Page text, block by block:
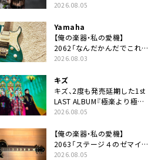
ニット・TAKARAがデビュー
2026.08.05
Yamaha
【俺の楽器・私の愛機】
2062「なんだかんだでこれが
1番」
2026.08.03
キズ
キズ、2度も発売延期した1st
LAST ALBUM『極楽より極上
の雨』遂にリリース。収録曲
2026.08.05
【俺の楽器・私の愛機】
2063「ステージ４のゼマイテ
ィス。」
2026.08.05